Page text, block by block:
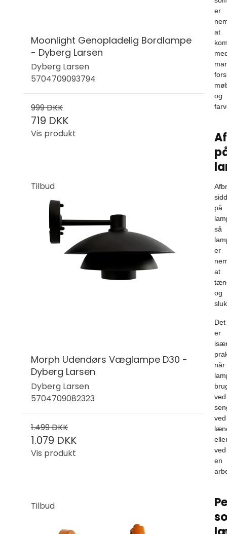
Moonlight Genopladelig Bordlampe
- Dyberg Larsen
Dyberg Larsen
5704709093794
999 DKK
719 DKK
Vis produkt
Tilbud
Morph Udendørs Væglampe D30 -
Dyberg Larsen
Dyberg Larsen
5704709082323
1.499 DKK
1.079 DKK
Vis produkt
Tilbud
er
at
og
på
så
er
at
og
Det
er
når
ved
ved
ved
en